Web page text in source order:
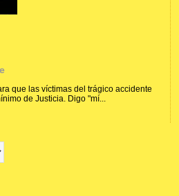
que las víctimas del trágico accidente
de Justicia. Digo "mí...